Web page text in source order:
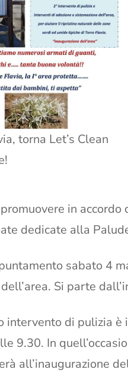
torna Let’s Clean
in
dedicate alla
sabato 4
Si parte
intervento di pulizia
9.30. In
all’inaugurazione